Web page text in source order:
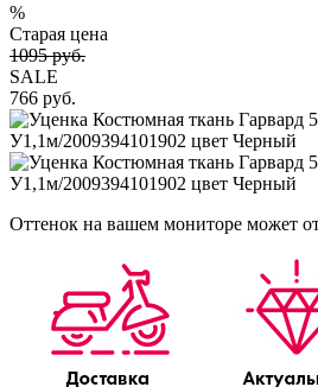
%
Старая цена
1095 руб.
SALE
766 руб.
Оттенок на вашем мониторе может